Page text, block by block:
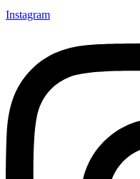
Instagram